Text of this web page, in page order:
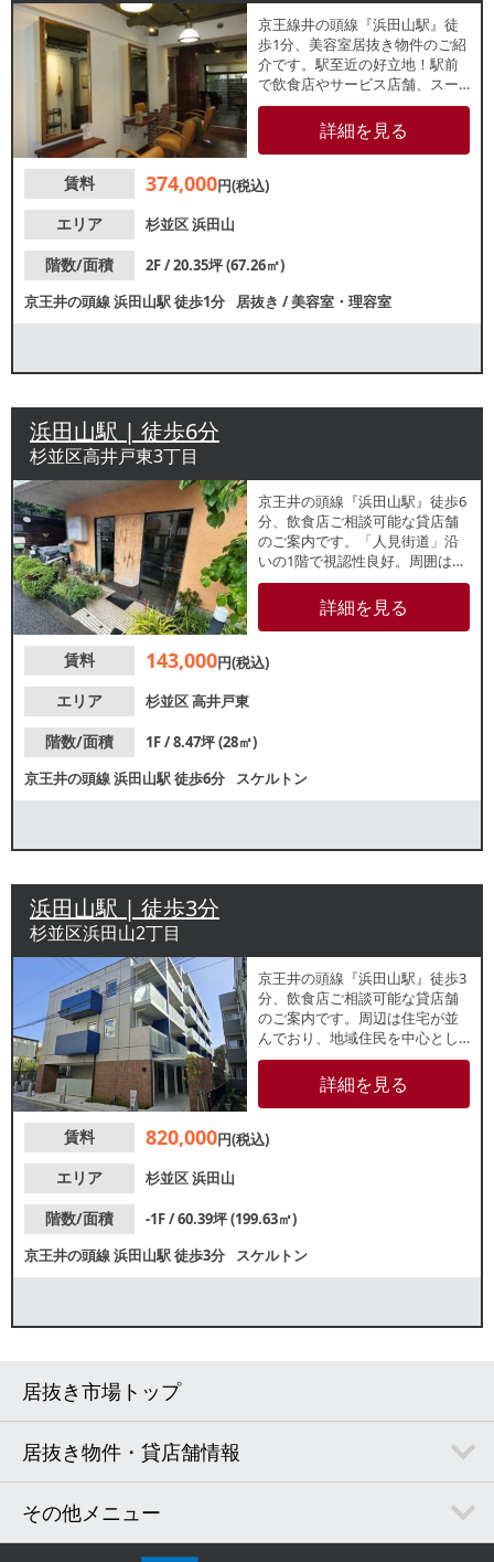
京王線井の頭線『浜田山駅』徒
歩1分、美容室居抜き物件のご紹
介です。駅至近の好立地！駅前
で飲食店やサービス店舗、スー
パーマーケットなどが密集して
おり、地域住民の人通りが多い
エリア。諸条件等、お気軽にお
詳細を見る
賃料 374,000円(税込)
エリア
杉並区浜田山
階数/面積
2F / 20.35坪 (67.26㎡)
京王井の頭線浜田山駅徒歩1分 居抜き /美容室・理容室
浜田山駅 | 徒歩6分
杉並区高井戸東3丁目
京王井の頭線『浜田山駅』徒歩6
分、飲食店ご相談可能な貸店舗
のご案内です。「人見街道」沿
いの1階で視認性良好。周囲は閑
静な住宅街で、同じビルにはタ
クシー会社の事務所が入ってい
ます。前テナントは美容院。飲
が、物販、クリニックなどにも
詳細を見る
賃料 143,000円(税込)
エリア
杉並区高井戸東
階数/面積
1F / 8.47坪 (28㎡)
京王井の頭線浜田山駅徒歩6分 スケルトン
浜田山駅 | 徒歩3分
杉並区浜田山2丁目
京王井の頭線『浜田山駅』徒歩3
分、飲食店ご相談可能な貸店舗
のご案内です。周辺は住宅が並
んでおり、地域住民を中心とし
た集客が期待できます。2024年9
月完成後から未入居のためとて
も綺麗な状態です。詳細はレス
ださい。
詳細を見る
賃料 820,000円(税込)
エリア
杉並区浜田山
階数/面積
-1F / 60.39坪 (199.63㎡)
京王井の頭線浜田山駅徒歩3分 スケルトン
居抜き市場トップ
居抜き物件・貸店舗情報
その他メニュー